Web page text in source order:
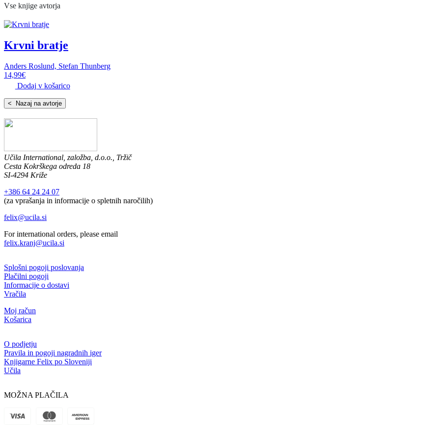
Vse knjige avtorja
Krvni bratje
Anders Roslund, Stefan Thunberg
14,99€
Dodaj v košarico
< Nazaj na avtorje
Učila International, založba, d.o.o., Tržič
Cesta Kokrškega odreda 18
SI-4294 Križe
+386 64 24 24 07
(za vprašanja in informacije o spletnih naročilih)
felix@ucila.si
For international orders, please email
felix.kranj@ucila.si
Splošni pogoji poslovanja
Plačilni pogoji
Informacije o dostavi
Vračila
Moj račun
Košarica
O podjetju
Pravila in pogoji nagradnih iger
Knjigarne Felix po Sloveniji
Učila
MOŽNA PLAČILA